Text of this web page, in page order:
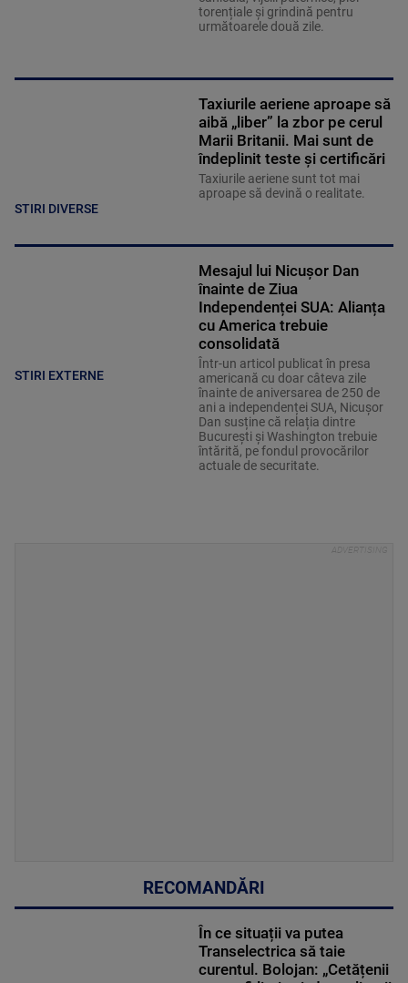
torențiale și grindină pentru
următoarele două zile.
STIRI DIVERSE
Taxiurile aeriene aproape să
aibă „liber” la zbor pe cerul
Marii Britanii. Mai sunt de
îndeplinit teste și certificări
Taxiurile aeriene sunt tot mai
aproape să devină o realitate.
STIRI EXTERNE
Mesajul lui Nicușor Dan
înainte de Ziua
Independenței SUA: Alianța
cu America trebuie
consolidată
Într-un articol publicat în presa
americană cu doar câteva zile
înainte de aniversarea de 250 de
ani a independenței SUA, Nicușor
Dan susține că relația dintre
București și Washington trebuie
întărită, pe fondul provocărilor
actuale de securitate.
RECOMANDĂRI
În ce situații va putea
Transelectrica să taie
curentul. Bolojan: „Cetățenii